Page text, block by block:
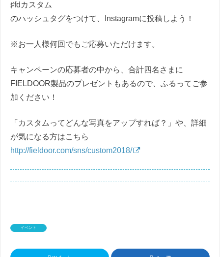
♯fdカスタム
のハッシュタグをつけて、Instagramに投稿しよう！
※お一人様何回でもご応募いただけます。
キャンペーンの応募者の中から、合計四名さまに
FIELDOOR製品のプレゼントもあるので、ふるってご参
加ください！
「カスタムってどんな写真をアップすれば？」や、詳細
が気になる方はこちら
http://fieldoor.com/sns/custom2018/
イベント